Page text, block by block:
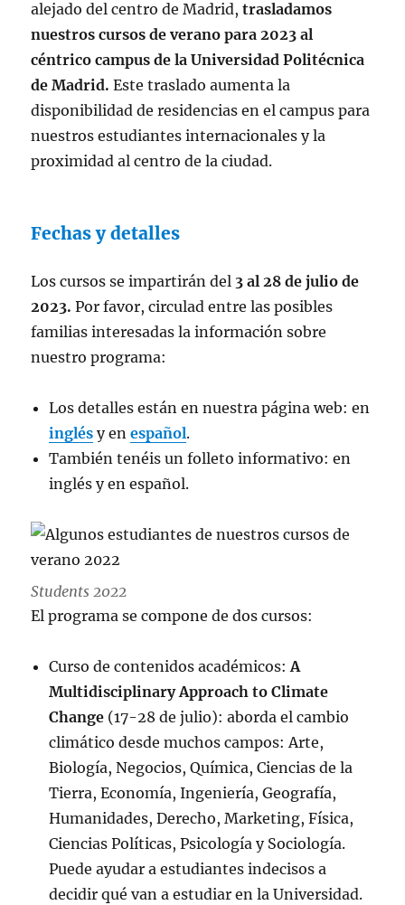
alejado del centro de Madrid,trasladamos
nuestros cursos de verano para 2023 al
céntrico campus de la Universidad Politécnica
de Madrid. Este traslado aumenta la
disponibilidad de residencias en el campus para
nuestros estudiantes internacionales y la
proximidad al centro de la ciudad.
Fechas y detalles
Los cursos se impartirán del 3 al 28 de julio de
2023. Por favor, circulad entre las posibles
familias interesadas la información sobre
nuestro programa:
Los detalles están en nuestra página web: en
inglés y enespañol.
También tenéis un folleto informativo: en
inglés y en español.
Students 2022
El programa se compone de dos cursos:
Curso de contenidos académicos:A
Multidisciplinary Approach to Climate
Change (17-28 de julio): aborda el cambio
climático desde muchos campos: Arte,
Biología, Negocios, Química, Ciencias de la
Tierra, Economía, Ingeniería, Geografía,
Humanidades, Derecho, Marketing, Física,
Ciencias Políticas, Psicología y Sociología.
Puede ayudar a estudiantes indecisos a
decidir qué van a estudiar en la Universidad.